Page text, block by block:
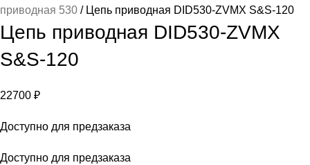
приводная 530
Цепь приводная DID530-ZVMX S&S-120
Цепь приводная DID530-ZVMX
S&S-120
22700 ₽
Доступно для предзаказа
Доступно для предзаказа